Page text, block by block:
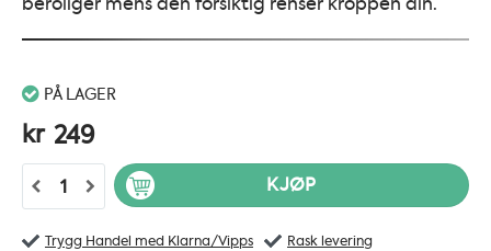
PÅ LAGER
kr 249
100% Pure Blood Orange Shower Gel - 236ml antall
KJØP
Trygg Handel med Klarna/Vipps
Rask levering